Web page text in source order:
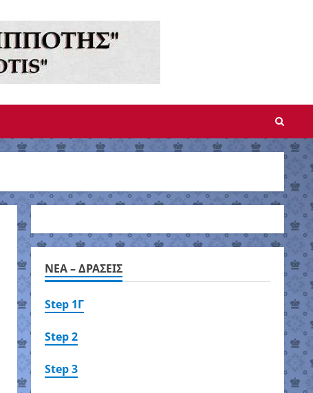
NEA – ΔΡΑΣΕΙΣ
Step 1Γ
Step 2
Step 3